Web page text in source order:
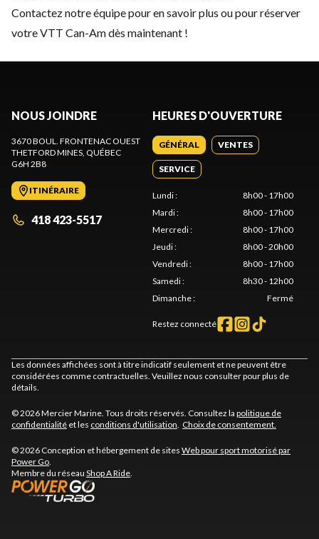
Contactez notre équipepour en savoir plus ou pour réserver
votre VTT Can-Am dès maintenant !
NOUS JOINDRE
3670 BOUL. FRONTENAC OUEST
THETFORD MINES , QUÉBEC
G6H 2B8
ITINÉRAIRE
418 423-5517
HEURES D'OUVERTURE
GÉNÉRAL VENTES
SERVICE
Lundi:
8h00 - 17h00
Mardi:
8h00 - 17h00
Mercredi:
8h00 - 17h00
Jeudi:
8h00 - 20h00
Vendredi:
8h00 - 17h00
Samedi:
8h30 - 12h00
Dimanche: Fermé
Restez connecté
Les données affichées sont à titre indicatif seulement et ne peuvent être
considérées comme contractuelles. Veuillez nous consulter pour plus de
détails.
© 2026 Mercier Marine. Tous droits réservés. Consultez la politique de
confidentialité et les conditions d'utilisation Choix de consentement.
© 2026 Conception et hébergement de sites Web pour sport motorisé par
Power Go
Membre du réseau Shop A Ride